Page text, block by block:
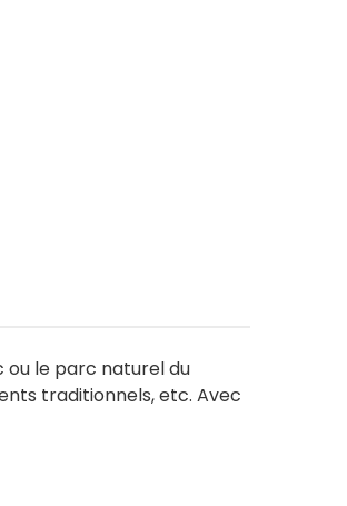
ou le parc naturel du
traditionnels, etc. Avec